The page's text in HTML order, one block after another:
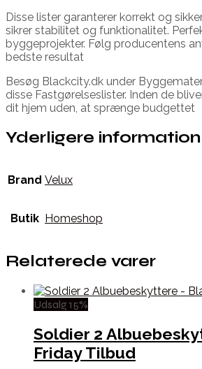
Disse lister garanterer korrekt og
sikrer stabilitet og funktionalitet.
byggeprojekter. Følg producentens
bedste resultat
Besøg Blackcity.dk under
disse Fastgørelseslister. Inden de
dit hjem uden, at sprænge budgettet
Yderligere information
Brand Velux
Butik Homeshop
Relaterede varer
Udsalg 15%
Soldier 2
Friday Tilbud